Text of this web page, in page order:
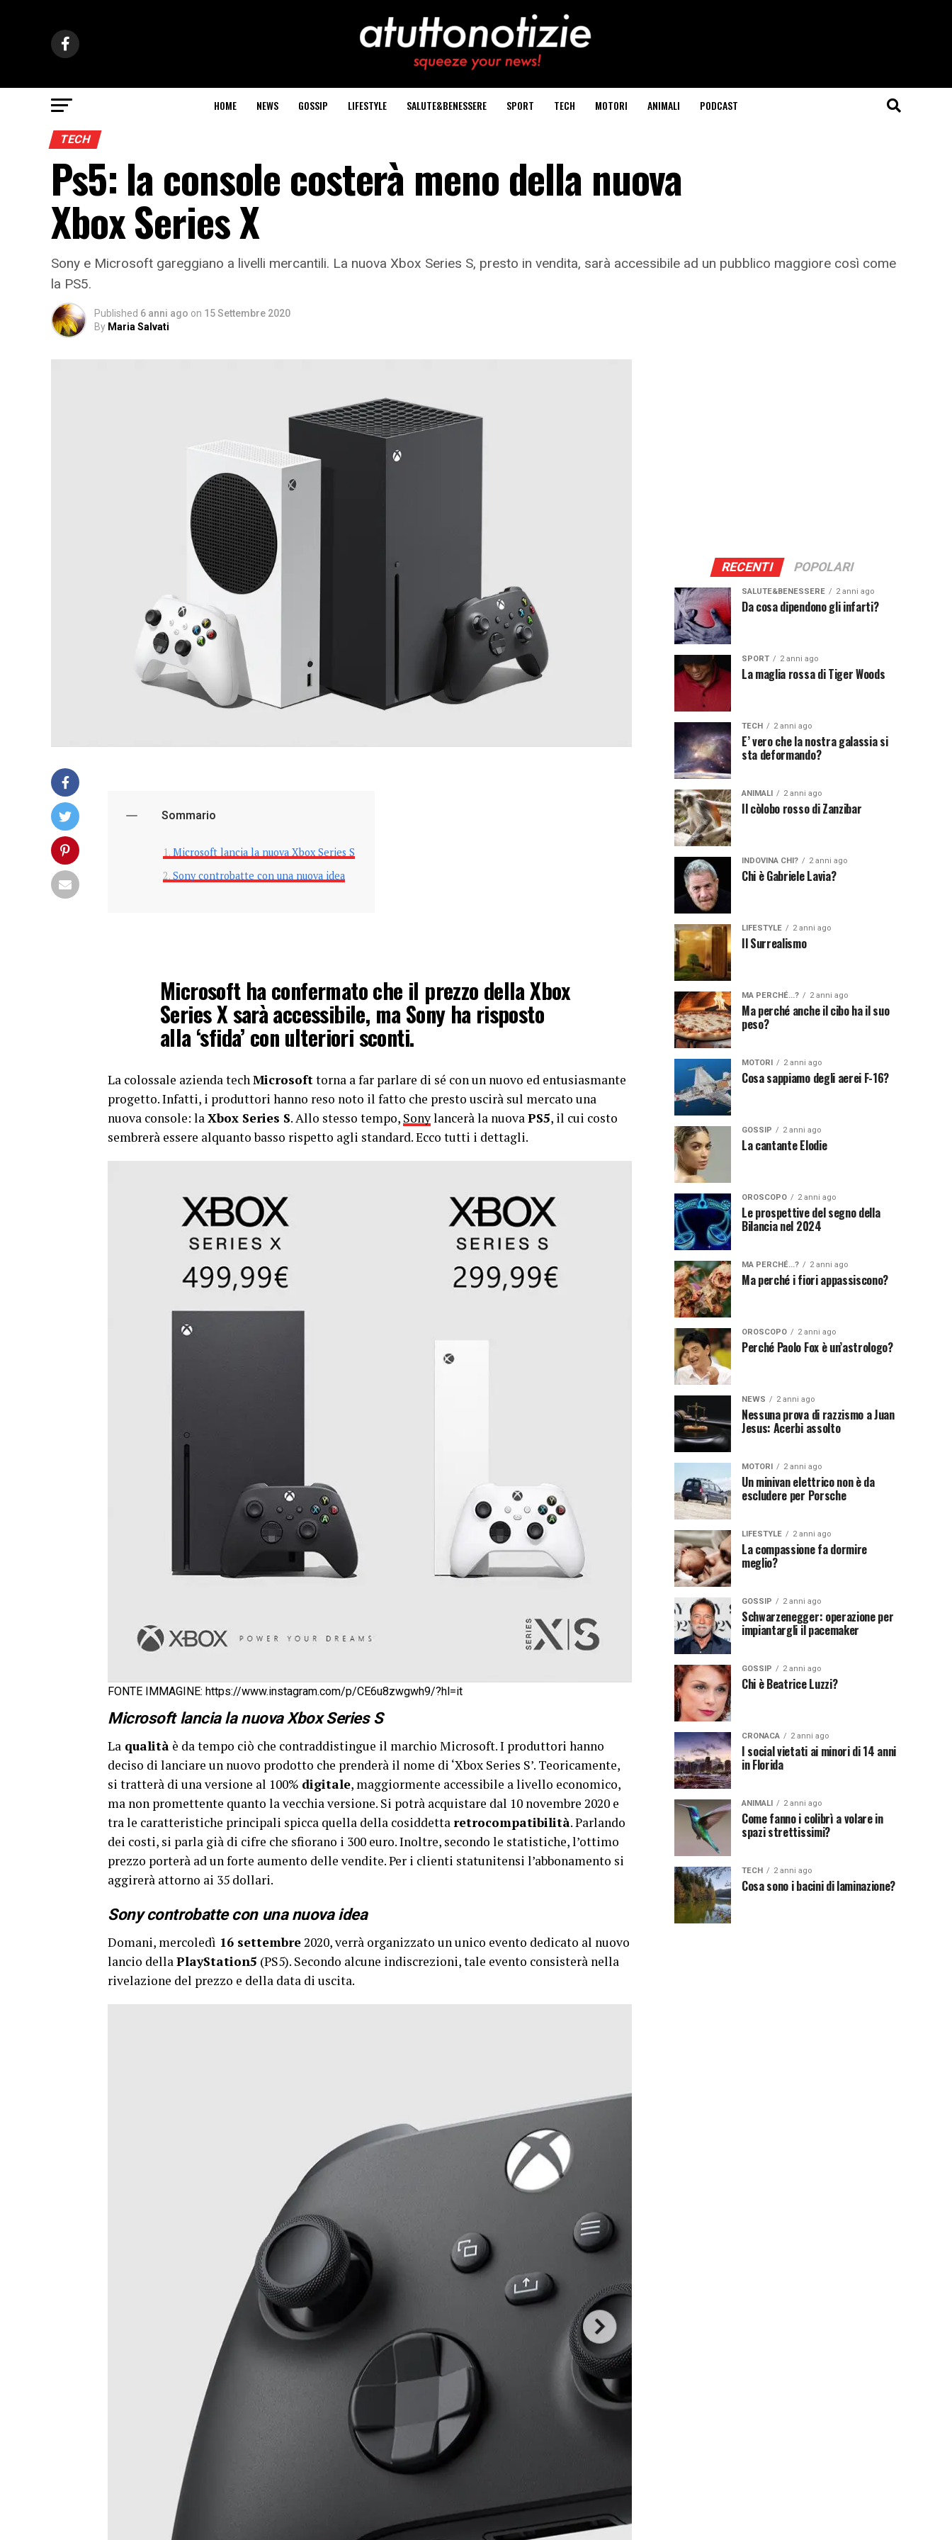
HOME NEWS GOSSIP LIFESTYLE SALUTE&BENESSERE SPORT TECH MOTORI ANIMALI PODCAST
TECH
Ps5: la console costerà meno della nuova
Xbox Series X
Sony e Microsoft gareggiano a livelli mercantili. La nuova Xbox Series S, presto in vendita, sarà accessibile ad un pubblico maggiore così come
la PS5.
Published 6 anni ago on 15 Settembre 2020
By Maria Salvati
Sommario
Microsoft lancia la nuova Xbox Series S
Sony controbatte con una nuova idea
Microsoft ha confermato che il prezzo della Xbox
Series X sarà accessibile, ma Sony ha risposto
alla ‘sfida’ con ulteriori sconti.
La colossale azienda techMicrosofttorna a far parlare di sé con un nuovo ed entusiasmante
progetto. Infatti, i produttori hanno reso noto il fatto che presto uscirà sul mercato una
nuova console: laXbox Series S. Allo stesso tempo, Sonylancerà la nuovaPS5, il cui costo
sembrerà essere alquanto basso rispetto agli standard. Ecco tutti i dettagli.
FONTE IMMAGINE: https://www.instagram.com/p/CE6u8zwgwh9/?hl=it
Microsoft lancia la nuova Xbox Series S
La qualità è da tempo ciò che contraddistingue il marchio Microsoft. I produttori hanno
deciso di lanciare un nuovo prodotto che prenderà il nome di ‘Xbox Series S’. Teoricamente,
si tratterà di una versione al 100% digitale, maggiormente accessibile a livello economico,
ma non promettente quanto la vecchia versione. Si potrà acquistare dal 10 novembre 2020 e
tra le caratteristiche principali spicca quella della cosiddettaretrocompatibilità. Parlando
dei costi, si parla già di cifre che sfiorano i 300 euro. Inoltre, secondo le statistiche, l’ottimo
prezzo porterà ad un forte aumento delle vendite. Per i clienti statunitensi l’abbonamento si
aggirerà attorno ai 35 dollari.
Sony controbatte con una nuova idea
Domani, mercoledì 16 settembre2020, verrà organizzato un unico evento dedicato al nuovo
lancio dellaPlayStation5 (PS5). Secondo alcune indiscrezioni, tale evento consisterà nella
rivelazione del prezzo e della data di uscita.
RECENTI POPOLARI
SALUTE&BENESSERE 2 anni ago
Da cosa dipendono gli infarti?
SPORT 2 anni ago
La maglia rossa di Tiger Woods
TECH 2 anni ago
E’ vero che la nostra galassia si
sta deformando?
ANIMALI 2 anni ago
Il còlobo rosso di Zanzibar
INDOVINA CHI? 2 anni ago
Chi è Gabriele Lavia?
LIFESTYLE 2 anni ago
Il Surrealismo
MA PERCHÉ...? 2 anni ago
Ma perché anche il cibo ha il suo
peso?
MOTORI 2 anni ago
Cosa sappiamo degli aerei F-16?
GOSSIP 2 anni ago
La cantante Elodie
OROSCOPO 2 anni ago
Le prospettive del segno della
Bilancia nel 2024
MA PERCHÉ...? 2 anni ago
Ma perché i fiori appassiscono?
OROSCOPO 2 anni ago
Perché Paolo Fox è un’astrologo?
NEWS 2 anni ago
Nessuna prova di razzismo a Juan
Jesus: Acerbi assolto
MOTORI 2 anni ago
Un minivan elettrico non è da
escludere per Porsche
LIFESTYLE 2 anni ago
La compassione fa dormire
meglio?
GOSSIP 2 anni ago
Schwarzenegger: operazione per
impiantargli il pacemaker
GOSSIP 2 anni ago
Chi è Beatrice Luzzi?
CRONACA 2 anni ago
I social vietati ai minori di 14 anni
in Florida
ANIMALI 2 anni ago
Come fanno i colibrì a volare in
spazi strettissimi?
TECH 2 anni ago
Cosa sono i bacini di laminazione?